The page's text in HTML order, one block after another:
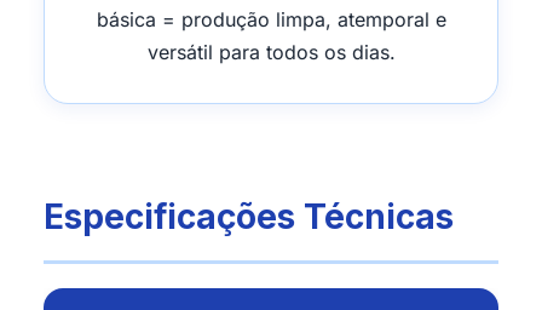
básica = produção limpa, atemporal e
versátil para todos os dias.
Especificações Técnicas